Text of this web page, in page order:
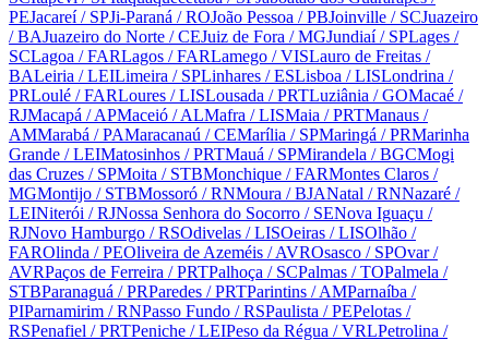
PEJacareí/ SPJi-Paraná / ROJoão Pessoa / PBJoinville / SCJuazeiro
/ BAJuazeiro do Norte / CEJuiz de Fora / MGJundiaí/ SPLages /
SCLagoa / FARLagos / FARLamego / VISLauro de Freitas /
BALeiria / LEILimeira / SPLinhares / ESLisboa / LISLondrina /
PRLoulé / FARLoures / LISLousada / PRTLuziânia / GOMacaé /
RJMacapá / APMaceió / ALMafra / LISMaia / PRTManaus /
AMMarabá / PAMaracanaú / CEMarília / SPMaringá / PRMarinha
Grande / LEIMatosinhos / PRTMauá / SPMirandela / BGCMogi
das Cruzes / SPMoita / STBMonchique / FARMontes Claros /
MGMontijo / STBMossoró / RNMoura / BJANatal / RNNazaré /
LEINiterói / RJNossa Senhora do Socorro / SENova Iguaçu /
RJNovo Hamburgo / RSOdivelas / LISOeiras / LISOlhão /
FAROlinda / PEOliveira de Azeméis / AVROsasco / SPOvar/
AVRPaços de Ferreira / PRTPalhoça / SCPalmas / TOPalmela /
STBParanaguá / PRParedes / PRTParintins / AMParnaíba /
PIParnamirim / RNPasso Fundo / RSPaulista / PEPelotas /
RSPenafiel / PRTPeniche / LEIPeso da Régua / VRLPetrolina /